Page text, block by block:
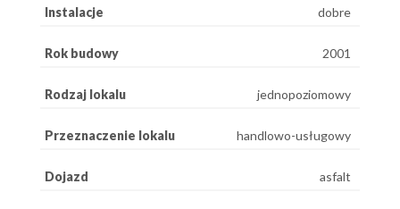
Instalacje dobre
Rok budowy 2001
Rodzaj lokalu jednopoziomowy
Przeznaczenie lokalu handlowo-usługowy
Dojazd asfalt